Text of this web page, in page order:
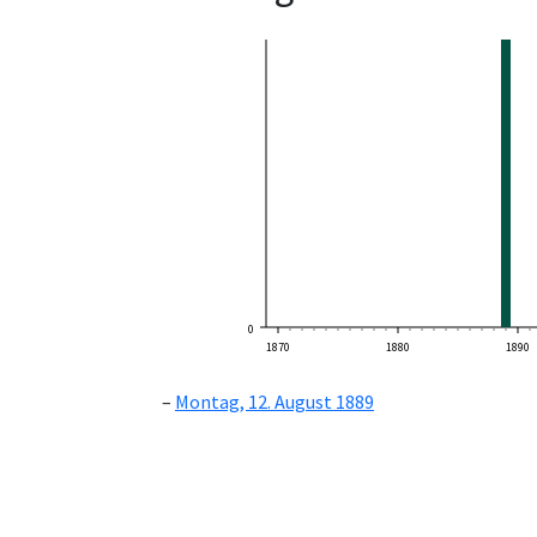
0
1870
1880 1890
Montag, 12. August 1889